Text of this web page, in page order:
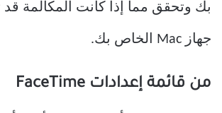
بك وتحقق مما إذا كانت المكالمة قد
جهاز Mac الخاص بك.
من قائمة إعدادات FaceTime